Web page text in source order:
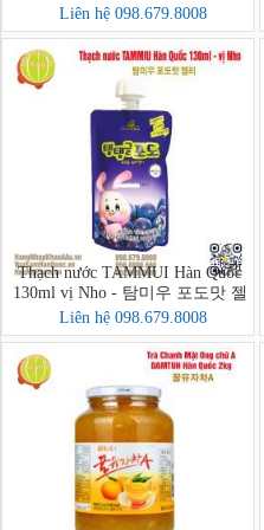
Liên hệ 098.679.8008
Thạch nước TAMMUI Hàn Quốc
130ml vị Nho - 탐미우 포도맛 젤
리
Liên hệ 098.679.8008